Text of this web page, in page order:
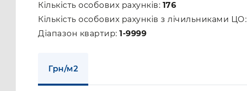
Кількість особових рахунків: 176
Кількість особових рахунків з лічильниками ЦО:
Діапазон квартир: 1-9999
Грн/м2